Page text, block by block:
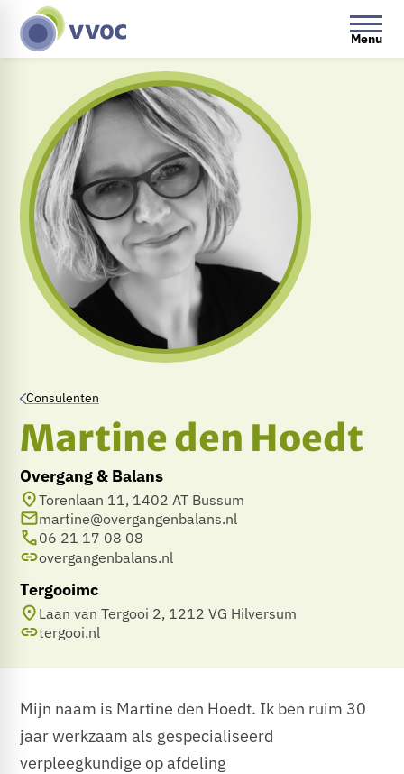
Menu
Consulenten
Martine den Hoedt
Overgang & Balans
Torenlaan 11, 1402 AT Bussum
martine@overgangenbalans.nl
06 21 17 08 08
overgangenbalans.nl
Tergooimc
Laan van Tergooi 2, 1212 VG Hilversum
tergooi.nl
​Mijn naam is Martine den Hoedt. Ik ben ruim 30
jaar werkzaam als gespecialiseerd
verpleegkundige op afdeling